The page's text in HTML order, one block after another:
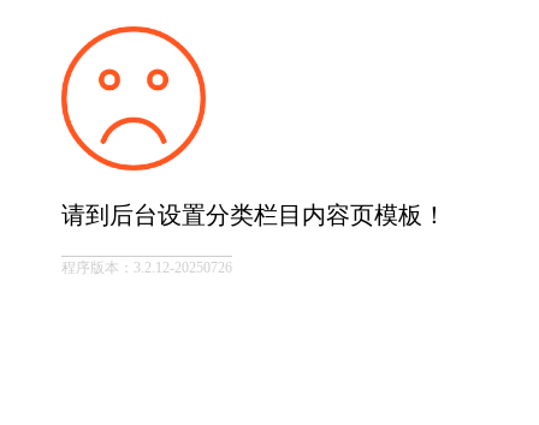
请到后台设置分类栏目内容页模板！
程序版本：3.2.12-20250726